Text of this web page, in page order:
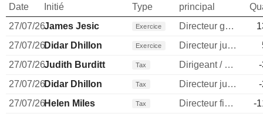
Date Initié Type
principal
27/07/26James Jesic Exercice Directeur general
27/07/26Didar Dhillon Exercice Directeur juridique
27/07/26Judith Burditt Tax Dirigeant / cadre principal
27/07/26Didar Dhillon Tax Directeur juridique
27/07/26Helen Miles Tax Directeur financier
-